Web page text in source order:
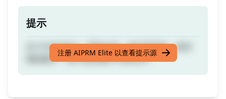
提示
五个中途6提示，帮助改进、制作更逼真、更详
细的图片，还可包含图片中的文本。
注册 AIPRM Elite 以查看提示源